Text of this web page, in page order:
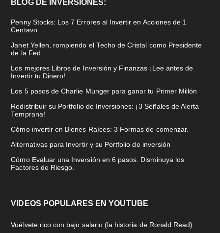
BLOG DE INVERSIONES:
Penny Stocks: Los 7 Errores al Invertir en Acciones de 1
Centavo
Janet Yellen, rompiendo el Techo de Cristal como Presidente
de la Fed
Los mejores Libros de Inversión y Finanzas ¡Lee antes de
Invertir tu Dinero!
Los 5 pasos de Charlie Munger para ganar tu Primer Millón
Redistribuir su Portfolio de Inversiones: ¡3 Señales de Alerta
Temprana!
Cómo invertir en Bienes Raíces: 3 Formas de comenzar.
Alternativas para Invertir y su Portfolio de inversión
Cómo Evaluar una Inversión en 6 pasos. Disminuya los
Factores de Riesgo.
VIDEOS POPULARES EN YOUTUBE
Vuélvete rico con bajo salario (la historia de Ronald Read)